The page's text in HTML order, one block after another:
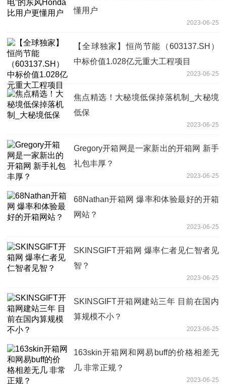
懂用户
2023-06-25
【全球独家】恒尚节能（603137.SH）
中标价值1.028亿元重大工程项目
2023-06-25
焦点精选！大秘境低保掉落机制_大秘境
低保
2023-06-25
Gregory开箱网是一家新出的开箱网 新手
礼包丰厚？
2023-06-25
68Nathan开箱网 爆率和体验最好的开箱
网站？
2023-06-25
SKINSGIFT开箱网 爆率仁者见仁智者见
智？
2023-06-25
SKINSGIFT开箱网建站三年 目前在国内
算规模不小？
2023-06-25
163skin开箱网和网易buff的价格相差无
几 非常正规？
2023-06-25